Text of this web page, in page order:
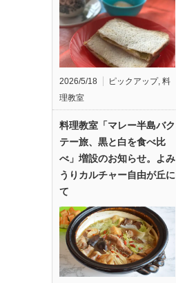
2026/5/18 ピックアップ, 料
理教室
料理教室「マレー半島バク
テー旅、黒と白を食べ比
べ」増設のお知らせ。よみ
うりカルチャー自由が丘に
て